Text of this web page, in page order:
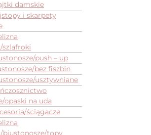
damskie
i skarpety
szlafroki
push – up
bez fiszbin
usztywniane
opaski na uda
ściągacze
biustonosze/topy